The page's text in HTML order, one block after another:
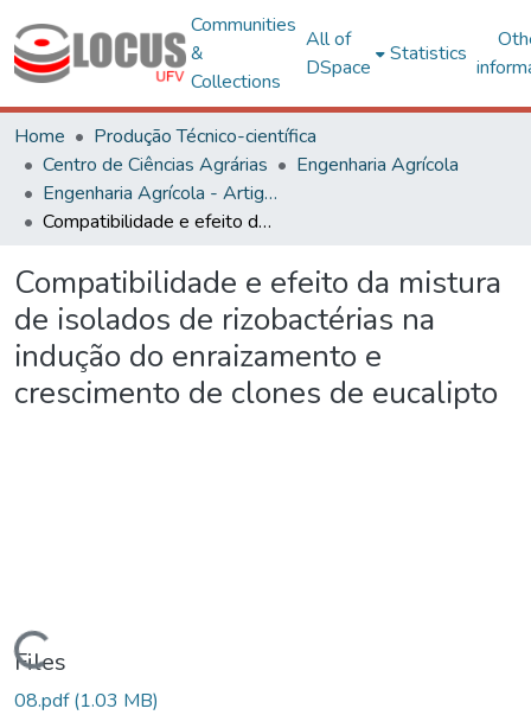
Communities
&
Collections
All of
DSpace
Statistics
Home
Produção Técnico-científica
Centro de Ciências Agrárias
Engenharia Agrícola
Engenharia Agrícola - Artigos
Compatibilidade e efeito da mistura de isolados de rizobactérias na indução do enraizamento e crescimento de clones de eucalipto
Compatibilidade e efeito da mistura
de isolados de rizobactérias na
indução do enraizamento e
crescimento de clones de eucalipto
Loading...
Files
08.pdf(1.03 MB)